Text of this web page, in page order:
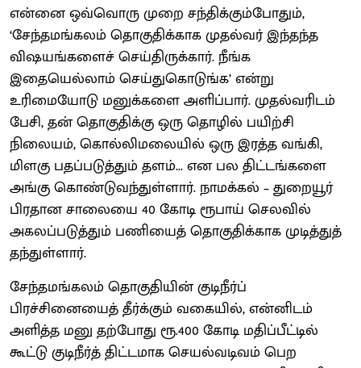
என்னை ஒவ்வொரு முறை சந்திக்கும்போதும்,
‘சேந்தமங்கலம் தொகுதிக்காக முதல்வர் இந்தந்த
விஷயங்களைச் செய்திருக்கார். நீங்க
இதையெல்லாம் செய்துகொடுங்க’ என்று
உரிமையோடு மனுக்களை அளிப்பார். முதல்வரிடம்
பேசி, தன் தொகுதிக்கு ஒரு தொழில் பயிற்சி
நிலையம், கொல்லிமலையில் ஒரு இரத்த வங்கி,
மிளகு பதப்படுத்தும் தளம்... என பல திட்டங்களை
அங்கு கொண்டுவந்துள்ளார். நாமக்கல் – துறையூர்
பிரதான சாலையை 40 கோடி ரூபாய் செலவில்
அகலப்படுத்தும் பணியைத் தொகுதிக்காக முடித்துத்
தந்துள்ளார்.
சேந்தமங்கலம் தொகுதியின் குடிநீர்ப்
பிரச்சினையைத் தீர்க்கும் வகையில், என்னிடம்
அளித்த மனு தற்போது ரூ.400 கோடி மதிப்பீட்டில்
கூட்டு குடிநீர்த் திட்டமாக செயல்வடிவம் பெற